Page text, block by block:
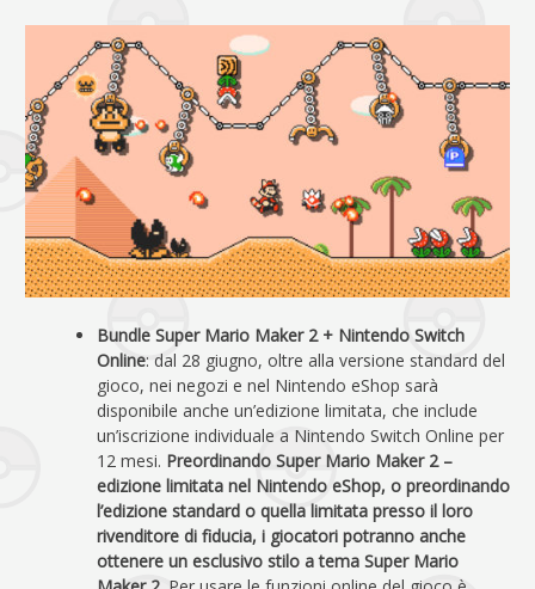
Bundle Super Mario Maker 2 + Nintendo Switch
Online: dal 28 giugno, oltre alla versione standard del
gioco, nei negozi e nel Nintendo eShop sarà
disponibile anche un’edizione limitata, che include
un’iscrizione individuale a Nintendo Switch Online per
12 mesi. Preordinando Super Mario Maker 2 –
edizione limitata nel Nintendo eShop, o preordinando
l’edizione standard o quella limitata presso il loro
rivenditore di fiducia, i giocatori potranno anche
ottenere un esclusivo stilo a tema Super Mario